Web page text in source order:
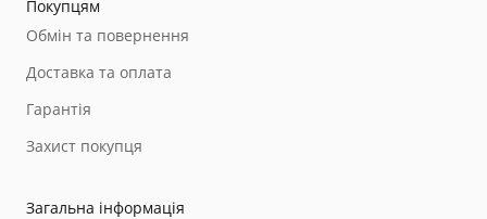
Покупцям
Обмін та повернення
Доставка та оплата
Гарантія
Захист покупця
Загальна інформація